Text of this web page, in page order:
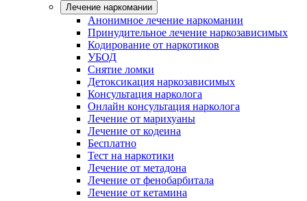
Лечение наркомании
Анонимное лечение наркомании
Принудительное лечение наркозависимых
Кодирование от наркотиков
УБОД
Снятие ломки
Детоксикация наркозависимых
Консультация нарколога
Онлайн консультация нарколога
Лечение от марихуаны
Лечение от кодеина
Бесплатно
Тест на наркотики
Лечение от метадона
Лечение от фенобарбитала
Лечение от кетамина